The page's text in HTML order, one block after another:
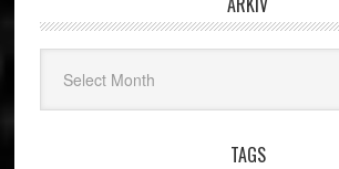
TAGS